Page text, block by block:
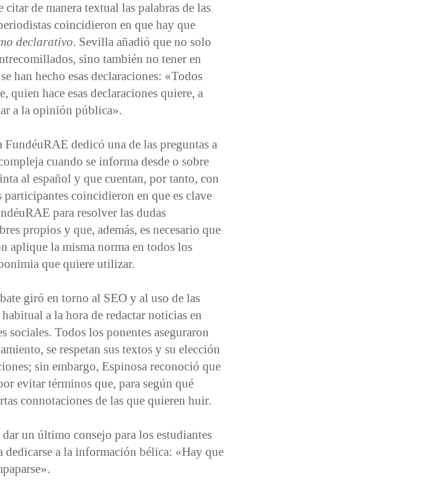
citar de manera textual las palabras de las
coincidieron en que hay que
declarativo. Sevilla añadió que no solo
sino también no tener en
han hecho esas declaraciones: «Todos
quien hace esas declaraciones quiere, a
a la opinión pública».
dedicó una de las preguntas a
cuando se informa desde o sobre
al español y que cuentan, por tanto, con
coincidieron en que es clave
para resolver las dudas
propios y que, además, es necesario que
aplique la misma norma en todos los
que quiere utilizar.
giró en torno al SEO y al uso de las
a la hora de redactar noticias en
sociales. Todos los ponentes aseguraron
se respetan sus textos y su elección
sin embargo, Espinosa reconoció que
evitar términos que, para según qué
connotaciones de las que quieren huir.
un último consejo para los estudiantes
dedicarse a la información bélica: «Hay que